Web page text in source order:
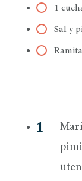
1
Sal y